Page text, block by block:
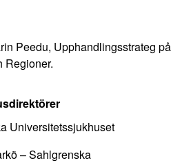
Peedu, Upphandlingsstrateg på
Regioner.
Universitetssjukhuset
– Sahlgrenska